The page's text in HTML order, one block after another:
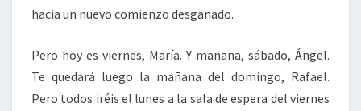
hacia un nuevo comienzo desganado.
Pero hoy es viernes, María. Y mañana, sábado, Ángel.
Te quedará luego la mañana del domingo, Rafael.
Pero todos iréis el lunes a la sala de espera del viernes